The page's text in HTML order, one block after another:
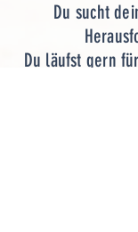
Du sucht
Du läufst gern